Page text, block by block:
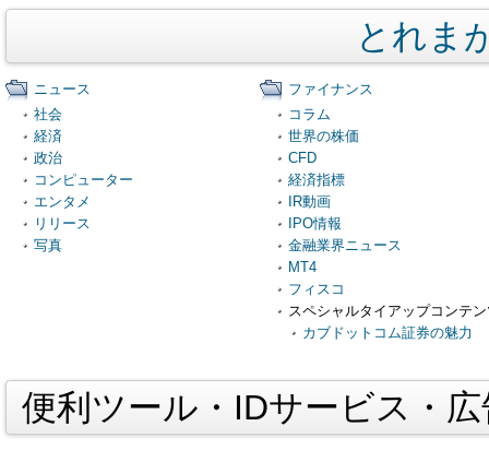
とれま
ニュース
社会
経済
政治
コンピューター
エンタメ
リリース
写真
ファイナンス
コラム
世界の株価
CFD
経済指標
IR動画
IPO情報
金融業界ニュース
MT4
フィスコ
スペシャルタイアップコンテ
カブドットコム証券の魅力
便利ツール・IDサービス・